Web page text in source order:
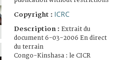
Copyright : ICRC
Description : Extrait du
document 6-03-2006 En direct
du terrain
Congo-Kinshasa : le CICR